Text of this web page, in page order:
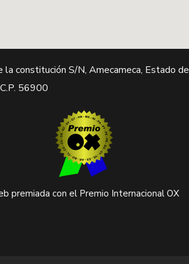
la constitución S/N, Amecameca, Estado de
56900
premiada con el Premio Internacional OX